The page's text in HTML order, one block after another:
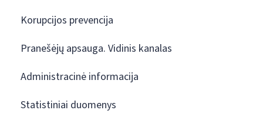
Korupcijos prevencija
Pranešėjų apsauga. Vidinis kanalas
Administracinė informacija
Statistiniai duomenys